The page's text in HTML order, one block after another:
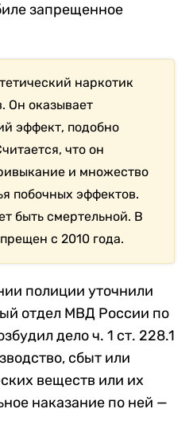
запрещенное
наркотик
Он оказывает
эффект, подобно
что он
и множество
побочных эффектов.
быть смертельной. В
с 2010 года.
полиции уточнили
отдел МВД России по
дело ч. 1 ст. 228.1
сбыт или
веществ или их
наказание по ней —